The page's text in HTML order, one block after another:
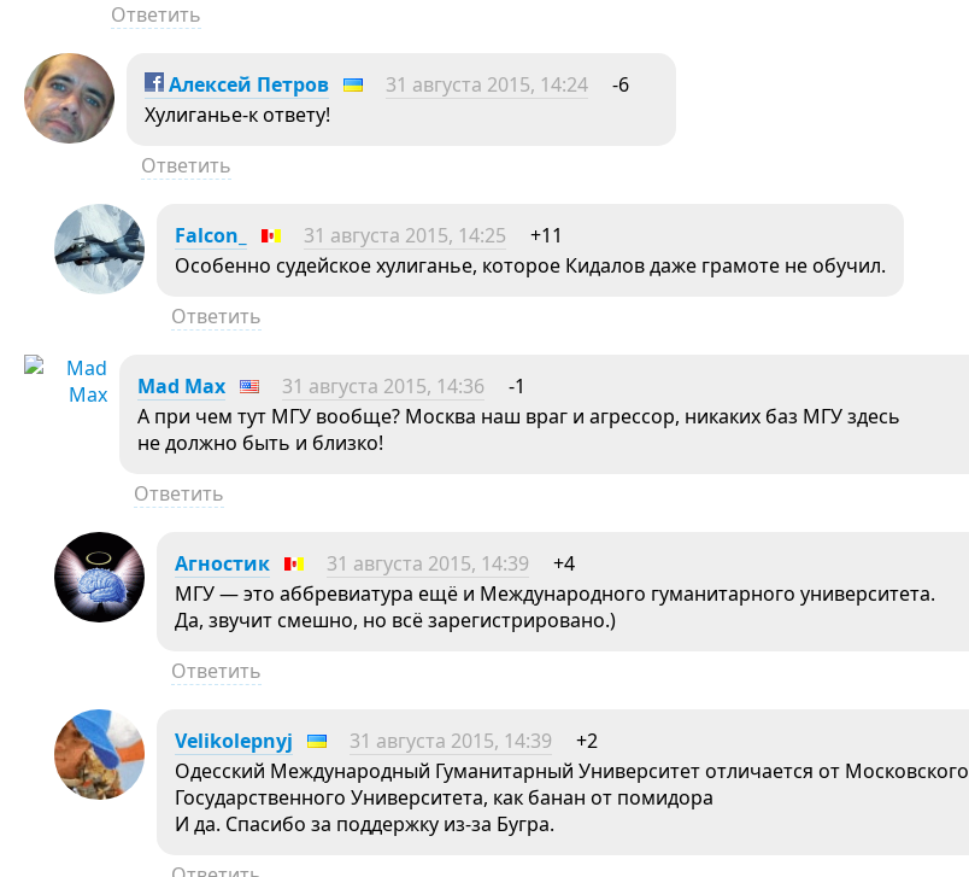
Ответить
Алексей Петров 31 августа 2015, 14:24
-6
Хулиганье-к ответу!
Ответить
Falcon_ 31 августа 2015, 14:25
+11
Особенно судейское хулиганье, которое Кидалов даже грамоте не обучил.
Ответить
Mad Max 31 августа 2015, 14:36
-1
А при чем тут МГУ вообще? Москва наш враг и агрессор, никаких баз МГУ здесь
не должно быть и близко!
Ответить
Агностик 31 августа 2015, 14:39
+4
МГУ — это аббревиатура ещё и Международного гуманитарного университета.
Да, звучит смешно, но всё зарегистрировано.)
Ответить
Velikolepnyj 31 августа 2015, 14:39
+2
Одесский Международный Гуманитарный Университет отличается от Московского
Государственного Университета, как банан от помидора
И да. Спасибо за поддержку из-за Бугра.